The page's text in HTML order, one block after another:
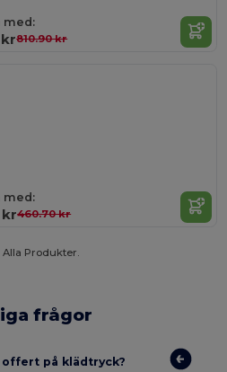
med:
810.90 kr
med:
kr460.70 kr
Alla Produkter.
frågor
offert på klädtryck?